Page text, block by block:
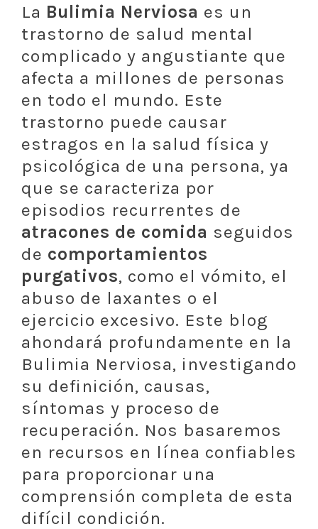
La Bulimia Nerviosa es un
trastorno de salud mental
complicado y angustiante que
afecta a millones de personas
en todo el mundo. Este
trastorno puede causar
estragos en la salud física y
psicológica de una persona, ya
que se caracteriza por
episodios recurrentes de
atracones de comida seguidos
de comportamientos
purgativos, como el vómito, el
abuso de laxantes o el
ejercicio excesivo. Este blog
ahondará profundamente en la
Bulimia Nerviosa, investigando
su definición, causas,
síntomas y proceso de
recuperación. Nos basaremos
en recursos en línea confiables
para proporcionar una
comprensión completa de esta
difícil condición.